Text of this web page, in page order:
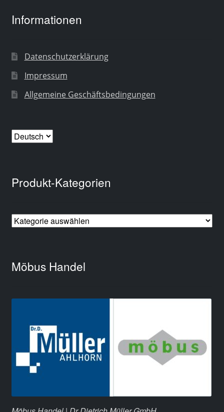
Informationen
Datenschutzerklärung
Impressum
Allgemeine Geschäftsbedingungen
Sprache
Produkt-Kategorien
Möbus Handel